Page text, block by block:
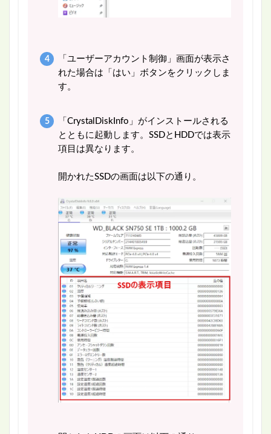
「ユーザーアカウント制御」画面が表示さ
れた場合は「はい」ボタンをクリックしま
す。
「CrystalDiskInfo」がインストールされる
とともに起動します。SSDとHDDでは表示
項目は異なります。
開かれたSSDの画面は以下の通り。